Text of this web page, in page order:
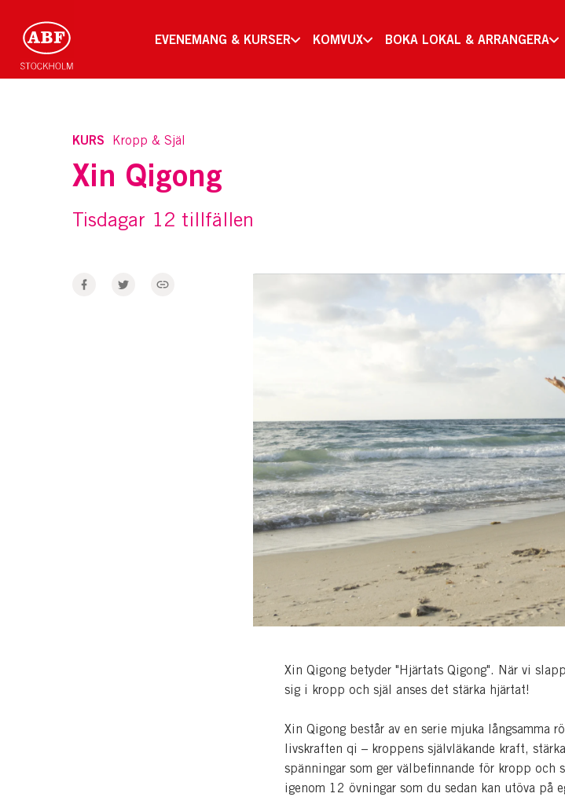
EVENEMANG & KURSER KOMVUX BOKA LOKAL & ARRANGERA
KURS Kropp & Själ
Xin Qigong
Tisdagar 12 tillfällen
Xin Qigong betyder "Hjärtats Qigong". När vi
sig i kropp och själ anses det stärka hjärtat!
Xin Qigong består av en serie mjuka långsamma
livskraften qi – kroppens självläkande kraft,
spänningar som ger välbefinnande för kropp och
igenom 12 övningar som du sedan kan utöva på